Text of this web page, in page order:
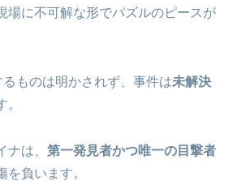
場に不可解な形でパズルのピースが
るものは明かされず、事件は未解決
ナは、 第一発見者かつ唯一の目撃者
を負います。